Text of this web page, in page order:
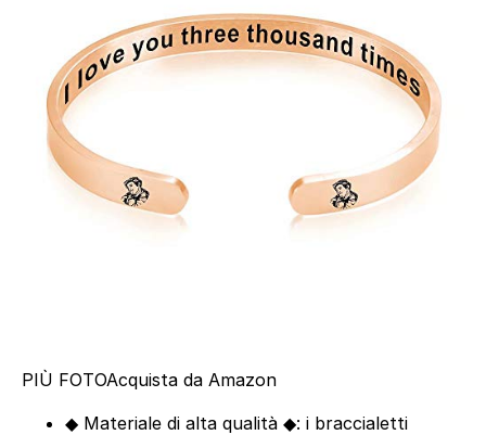
PIÙ FOTOAcquista da Amazon
◆ Materiale di alta qualità ◆: i braccialetti